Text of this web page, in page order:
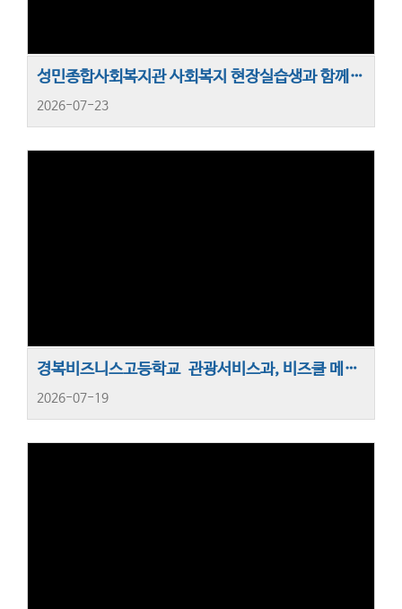
성민종합사회복지관 사회복지 현장실습생과 함께하는 ‘고립·고독사 예방 주민 찾기’ 캠페인 진행
2026-07-23
경복비즈니스고등학교 관광서비스과, 비즈쿨 메이커스페이스 창업체험 실시
2026-07-19